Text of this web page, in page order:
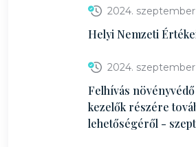
2024. szeptember
Helyi Nemzeti
2024. szeptember
Felhívás
kezelők részére
lehetőségéről -